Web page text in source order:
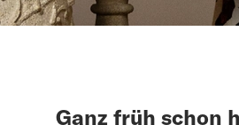
Ganz früh schon